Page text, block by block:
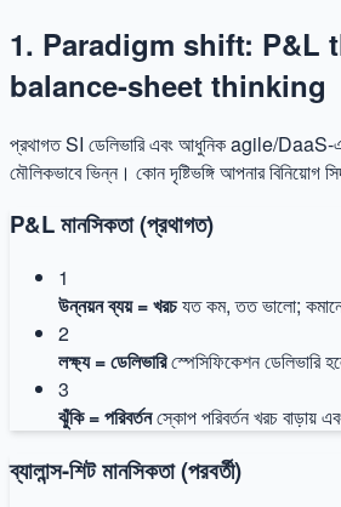
1. Paradigm shift: P&L
balance-sheet thinking
প্রথাগত SI ডেলিভারি এবং আধুনিক agile/DaaS-এ
মৌলিকভাবে ভিন্ন। কোন দৃষ্টিভঙ্গি আপনার বিনিয়োগ
P&L মানসিকতা (প্রথাগত)
1
উন্নয়ন ব্যয় = খরচযত কম, তত ভালো;
2
লক্ষ্য = ডেলিভারিস্পেসিফিকেশন ডেলিভারি
3
ঝুঁকি = পরিবর্তনস্কোপ পরিবর্তন খরচ বাড়ায়
ব্যালান্স-শিট মানসিকতা (পরবর্তী)